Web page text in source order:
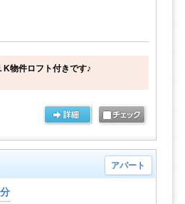
物件ロフト付きです♪
アパート